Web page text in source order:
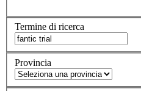
Termine di ricerca
Provincia